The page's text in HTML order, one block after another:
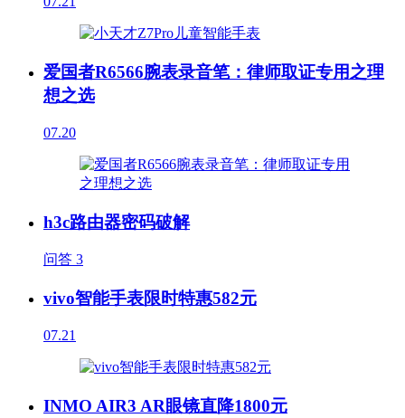
爱国者R6566腕表录音笔：律师取证专用之理
想之选
07.20
h3c路由器密码破解
问答 3
vivo智能手表限时特惠582元
07.21
INMO AIR3 AR眼镜直降1800元